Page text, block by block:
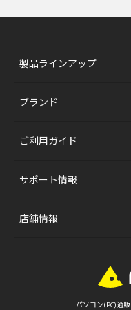
製品ラインアップ
ブランド
ご利用ガイド
サポート情報
店舗情報
パソコン(PC)通